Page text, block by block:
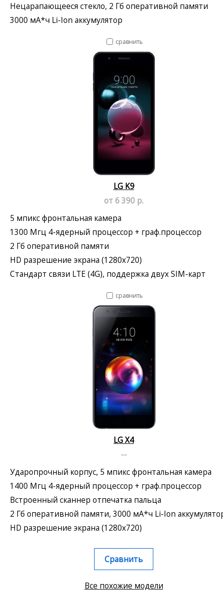
Нецарапающееся стекло, 2 Гб оперативной памяти
3000 мА*ч Li-Ion аккумулятор
сравнить
LG K9
от 6 390 р.
5 мпикс фронтальная камера
1300 Мгц 4-ядерный процессор + граф.процессор
2 Гб оперативной памяти
HD разрешение экрана (1280x720)
Стандарт связи LTE (4G), поддержка двух SIM-карт
сравнить
LG X4
--
Ударопрочный корпус, 5 мпикс фронтальная камера
1400 Мгц 4-ядерный процессор + граф.процессор
Встроенный сканнер отпечатка пальца
2 Гб оперативной памяти, 3000 мА*ч Li-Ion
HD разрешение экрана (1280x720)
Сравнить
Все похожие модели